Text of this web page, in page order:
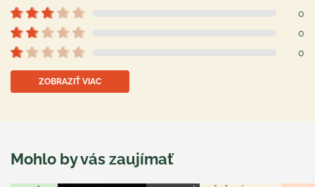
0
0
0
ZOBRAZIŤ VIAC
Mohlo by vás zaujímať